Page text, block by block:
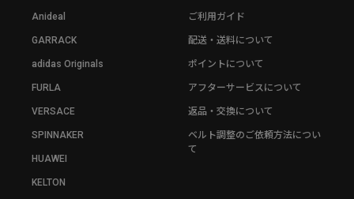
Anideal
GARRACK
adidas Originals
FURLA
VERSACE
SPINNAKER
HUAWEI
KELTON
ご利用ガイド
配送・送料について
ポイントについて
アフターサービスについて
返品・交換について
ベルト調整のご依頼方法につい
て